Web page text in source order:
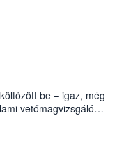
be – igaz, még
vetőmagvizsgáló
Czigler Győző által